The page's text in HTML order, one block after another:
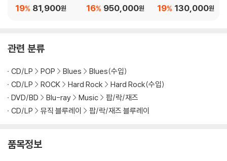
oreign Tongues [2L
81,900원
19%
(The Rolling Stones
950,000원
16%
oreign Tongues [클
130,000원
19%
관련 분류
CD/LP POP Blues
Blues(수입)
CD/LP
ROCK Hard Rock
Hard Rock(수입)
DVD/BD
Blu-ray Music
팝/락/재즈
CD/LP
뮤직 블루레이 팝/락/재즈 블루레이
품목정보